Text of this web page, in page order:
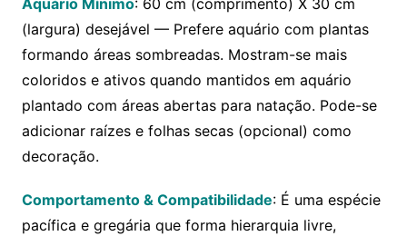
Aquário Mínimo: 60 cm (comprimento) X 30 cm
(largura) desejável — Prefere aquário com plantas
formando áreas sombreadas. Mostram-se mais
coloridos e ativos quando mantidos em aquário
plantado com áreas abertas para natação. Pode-se
adicionar raízes e folhas secas (opcional) como
decoração.
Comportamento & Compatibilidade: É uma espécie
pacífica e gregária que forma hierarquia livre,